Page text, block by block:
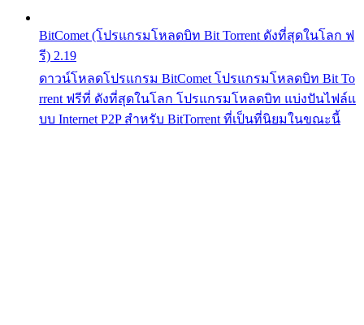
BitComet (โปรแกรมโหลดบิท Bit Torrent ดังที่สุดในโลก ฟ
รี) 2.19
ดาวน์โหลดโปรแกรม BitComet โปรแกรมโหลดบิท Bit To
rrent ฟรีที่ ดังที่สุดในโลก โปรแกรมโหลดบิท แบ่งปันไฟล์แ
บบ Internet P2P สำหรับ BitTorrent ที่เป็นที่นิยมในขณะนี้